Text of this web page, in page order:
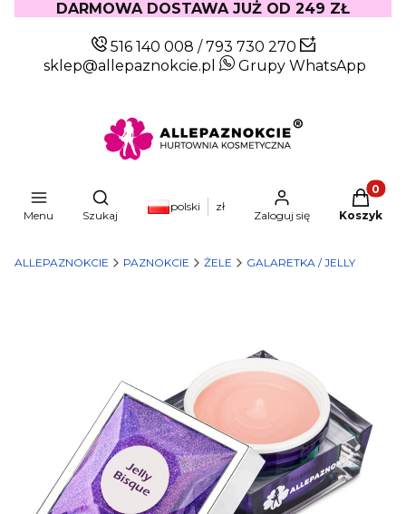
DARMOWA DOSTAWA JUŻ OD 249 ZŁ
516 140 008 /793 730 270
sklep@allepaznokcie.pl
Grupy WhatsApp
Menu
Otwórz wyszukiwarkę
Szukaj
polski zł
Zaloguj się Koszyk
ALLEPAZNOKCIE PAZNOKCIE ŻELE GALARETKA / JELLY